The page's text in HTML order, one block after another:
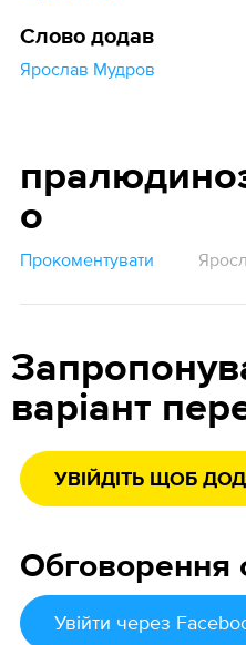
Слово додав
Ярослав Мудров
о
Прокоментувати
варіант
УВІЙДІТЬ ЩОБ
Обговорення
Увійти через